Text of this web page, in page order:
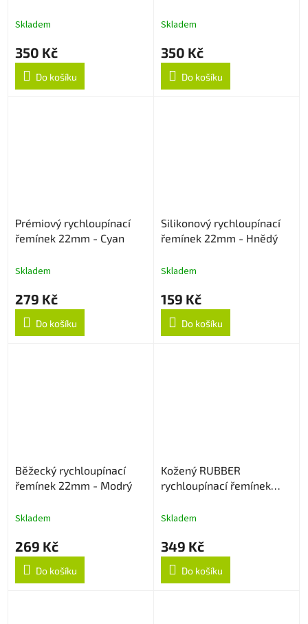
Skladem
350 Kč
Do košíku
Skladem
350 Kč
Do košíku
Prémiový rychloupínací
řemínek 22mm - Cyan
Skladem
279 Kč
Do košíku
Silikonový rychloupínací
řemínek 22mm - Hnědý
Skladem
159 Kč
Do košíku
Běžecký rychloupínací
řemínek 22mm - Modrý
Skladem
269 Kč
Do košíku
Kožený RUBBER
rychloupínací řemínek
Skladem
349 Kč
Do košíku